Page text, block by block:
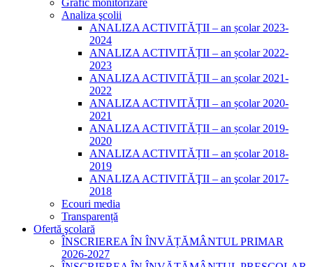
Grafic monitorizare
Analiza şcolii
ANALIZA ACTIVITĂȚII – an școlar 2023-
2024
ANALIZA ACTIVITĂȚII – an școlar 2022-
2023
ANALIZA ACTIVITĂȚII – an școlar 2021-
2022
ANALIZA ACTIVITĂȚII – an școlar 2020-
2021
ANALIZA ACTIVITĂȚII – an școlar 2019-
2020
ANALIZA ACTIVITĂȚII – an școlar 2018-
2019
ANALIZA ACTIVITĂŢII – an şcolar 2017-
2018
Ecouri media
Transparență
Ofertă şcolară
ÎNSCRIEREA ÎN ÎNVĂȚĂMÂNTUL PRIMAR
2026-2027